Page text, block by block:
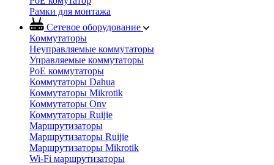
Рамки для монтажа
Сетевое оборудование
Коммутаторы
Неуправляемые коммутаторы
Управляемые коммутаторы
PoE коммутаторы
Коммутаторы Dahua
Коммутаторы Mikrotik
Коммутаторы Onv
Коммутаторы Ruijie
Маршрутизаторы
Маршрутизаторы Ruijie
Маршрутизаторы Mikrotik
Wi-Fi маршрутизаторы